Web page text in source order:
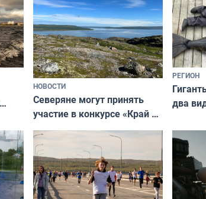
НОВОСТИ
Северяне могут принять
участие в конкурсе «Край у
северной границы: фотогид
по Печенгскому округу»
РЕГИОН
два